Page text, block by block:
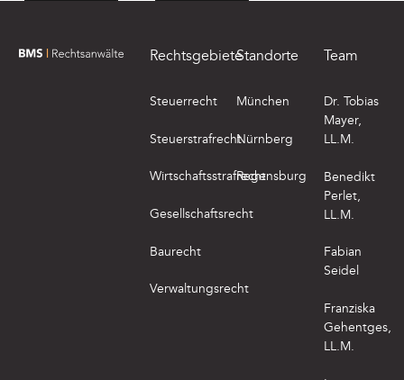
zur Startseite von BMS Rechtsanwälte
Rechtsgebiete
Steuerrecht
Steuerstrafrecht
Wirtschaftsstrafrecht
Gesellschaftsrecht
Baurecht
Verwaltungsrecht
Standorte
München
Nürnberg
Regensburg
Team
Dr. Tobias
Mayer,
LL.M.
Benedikt
Perlet,
LL.M.
Fabian
Seidel
Franziska
Gehentges,
LL.M.